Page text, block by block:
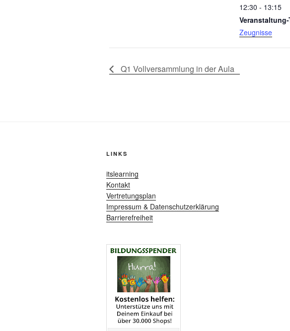
12:30 - 13:15
Zeugnisse
Q1 Vollversammlung in der Aula
LINKS
itslearning
Kontakt
Vertretungsplan
Impressum & Datenschutzerklärung
Barrierefreiheit